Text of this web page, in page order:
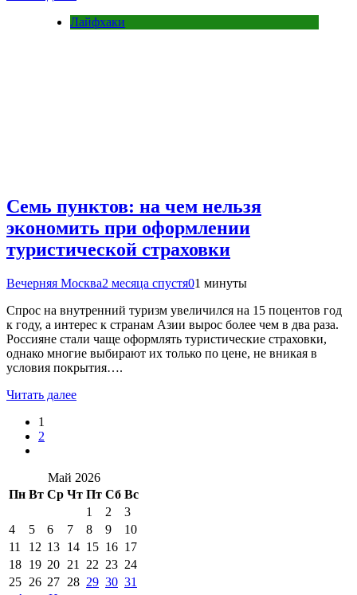
Лайфхаки
Семь пунктов: на чем нельзя
экономить при оформлении
туристической страховки
Вечерняя Москва2 месяца спустя01 минуты
Спрос на внутренний туризм увеличился на 15 поцентов год
к году, а интерес к странам Азии вырос более чем в два раза.
Россияне стали чаще оформлять туристические страховки,
однако многие выбирают их только по цене, не вникая в
условия покрытия….
Читать далее
1
2
Май 2026
Пн Вт Ср Чт Пт Сб Вс
1
2
3
4
5 6 7 8 9
10
11
12 13 14 15 16 17
18 19 20 21 22 23 24
25 26 27 28 29 30 31